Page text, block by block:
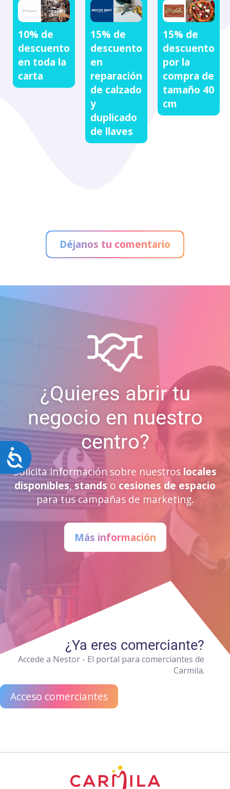
Accesibilidad
10% de
descuento
en toda la
carta
15% de
descuento
en
reparación
de calzado
y
duplicado
de llaves
15% de
descuento
por la
compra de
tamaño 40
cm
Déjanos tu comentario
¿Quieres abrir tu
negocio en nuestro
centro?
Solicita información sobre nuestros locales
disponibles, stands o cesiones de espacio
para tus campañas de marketing.
Más información
¿Ya eres comerciante?
Accede a Nestor - El portal para comerciantes de
Carmila.
Acceso comerciantes